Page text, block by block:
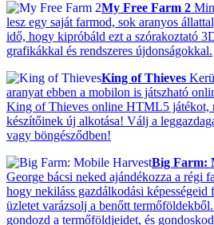
My Free Farm 2
lesz egy saját farmod, sok aranyos
idő, hogy kipróbáld ezt a szórakoztató
grafikákkal és rendszeres újdonságokkal.
King of Thieves
aranyat ebben a mobilon is játszható
King of Thieves online HTML5 játékot,
készítőinek új alkotása! Válj a
vagy böngésződben!
Big Farm:
George bácsi neked ajándékozza a régi
hogy nekiláss gazdálkodási képességeid
üzletet varázsolj a benőtt
gondozd a termőföldjeidet, és